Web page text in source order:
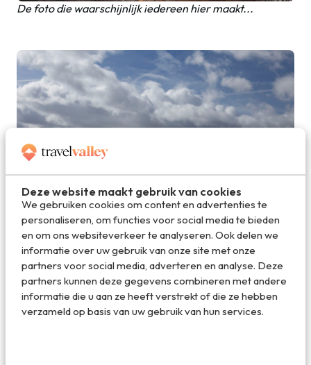
Deze website maakt gebruik van cookies
We gebruiken cookies om content en advertenties te
personaliseren, om functies voor social media te bieden
en om ons websiteverkeer te analyseren. Ook delen we
informatie over uw gebruik van onze site met onze
partners voor social media, adverteren en analyse. Deze
partners kunnen deze gegevens combineren met andere
informatie die u aan ze heeft verstrekt of die ze hebben
verzameld op basis van uw gebruik van hun services.
De foto die waarschijnlijk iedereen hier maakt...
Iemand zijn stokken vergeten boven op de berg?